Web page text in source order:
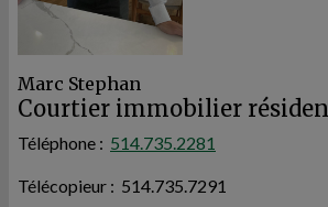
Marc Stephan
Courtier immobilier
Téléphone : 514.735.2281
Télécopieur : 514.735.7291